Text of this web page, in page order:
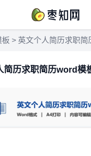
板 > 英文个人简历求职简历
简历求职简历word模